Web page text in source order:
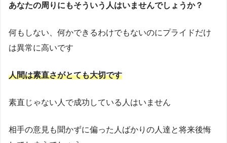
あなたの周りにもそういう人はいませんでしょうか？
何もしない、何かできるわけでもないのにプライドだけ
は異常に高いです
人間は素直さがとても大切です
素直じゃない人で成功している人はいません
相手の意見も聞かずに偏った人ばかりの人達と将来後悔